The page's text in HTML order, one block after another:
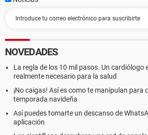
NOVEDADES
La regla de los 10 mil pasos. Un cardiólogo
realmente necesario para la salud
¡No caigas! Así es como te manipulan para
temporada navideña
Así puedes tomarte un descanso de
aplicación